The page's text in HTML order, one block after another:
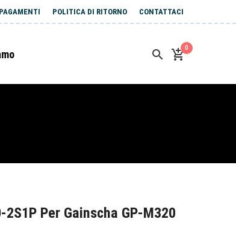
POLITICA DI RITORNO CONTATTACI
0
Per Gainscha GP-M320